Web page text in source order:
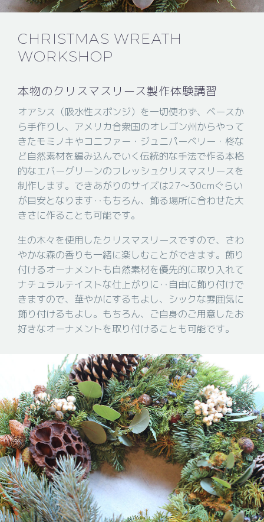
CHRISTMAS WREATH
WORKSHOP
本物のクリスマスリース製作体験講習
オアシス（吸水性スポンジ）を一切使わず、ベースか
ら手作りし、アメリカ合衆国のオレゴン州からやって
きたモミノキやコニファー・ジュニパーベリー・柊な
ど自然素材を編み込んでいく伝統的な手法で作る本格
的なエバーグリーンのフレッシュクリスマスリースを
制作します。できあがりのサイズは27～30cmぐらい
が目安となります‥もちろん、飾る場所に合わせた大
きさに作ることも可能です。
生の木々を使用したクリスマスリースですので、さわ
やかな森の香りも一緒に楽しむことができます。飾り
付けるオーナメントも自然素材を優先的に取り入れて
ナチュラルテイストな仕上がりに‥自由に飾り付けで
きますので、華やかにするもよし、シックな雰囲気に
飾り付けるもよし。もちろん、ご自身のご用意したお
好きなオーナメントを取り付けることも可能です。